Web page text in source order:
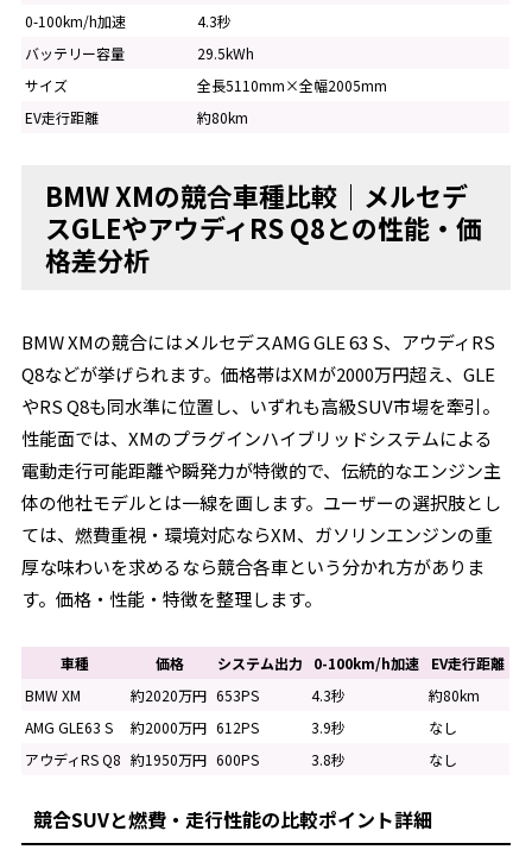
0-100km/h加速
4.3秒
バッテリー容量
29.5kWh
サイズ
全長5110mm×全幅2005mm
EV走行距離
約80km
BMW XMの競合車種比較｜メルセデ
スGLEやアウディRS Q8との性能・価
格差分析
BMW XMの競合にはメルセデスAMG GLE 63 S、アウディRS
Q8などが挙げられます。価格帯はXMが2000万円超え、GLE
やRS Q8も同水準に位置し、いずれも高級SUV市場を牽引。
性能面では、XMのプラグインハイブリッドシステムによる
電動走行可能距離や瞬発力が特徴的で、伝統的なエンジン主
体の他社モデルとは一線を画します。ユーザーの選択肢とし
ては、燃費重視・環境対応ならXM、ガソリンエンジンの重
厚な味わいを求めるなら競合各車という分かれ方がありま
す。価格・性能・特徴を整理します。
車種 価格 システム出力 0-100km/h加速
EV走行距離
BMW XM
約2020万円 653PS 4.3秒
約80km
AMG GLE63 S
約2000万円 612PS 3.9秒
なし
アウディRS Q8 約1950万円 600PS 3.8秒 なし
競合SUVと燃費・走行性能の比較ポイント詳細